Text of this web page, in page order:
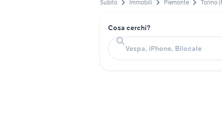
Subito Immobili Piemonte Torino
Cosa cerchi?